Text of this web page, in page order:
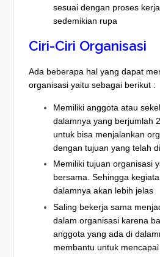
sesuai dengan proses
sedemikian rupa
Ciri-Ciri Organisasi
Ada beberapa hal yang dapat
organisasi yaitu sebagai berikut :
Memiliki anggota atau
dalamnya yang berjumlah
untuk bisa menjalankan
dengan tujuan yang telah
Memiliki tujuan organisasi
bersama. Sehingga
dalamnya akan lebih jelas
Saling bekerja sama
dalam organisasi karena
anggota yang ada di
membantu untuk